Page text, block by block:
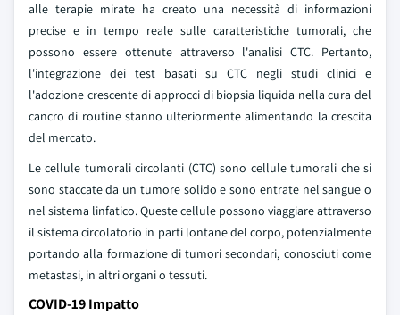
alle terapie mirate ha creato una necessità di informazioni
precise e in tempo reale sulle caratteristiche tumorali, che
possono essere ottenute attraverso l'analisi CTC. Pertanto,
l'integrazione dei test basati su CTC negli studi clinici e
l'adozione crescente di approcci di biopsia liquida nella cura del
cancro di routine stanno ulteriormente alimentando la crescita
del mercato.
Le cellule tumorali circolanti (CTC) sono cellule tumorali che si
sono staccate da un tumore solido e sono entrate nel sangue o
nel sistema linfatico. Queste cellule possono viaggiare attraverso
il sistema circolatorio in parti lontane del corpo, potenzialmente
portando alla formazione di tumori secondari, conosciuti come
metastasi, in altri organi o tessuti.
COVID-19 Impatto